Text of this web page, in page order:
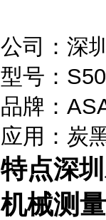
公司：深
型号：
品牌：
应用：炭
特点深
机械测量